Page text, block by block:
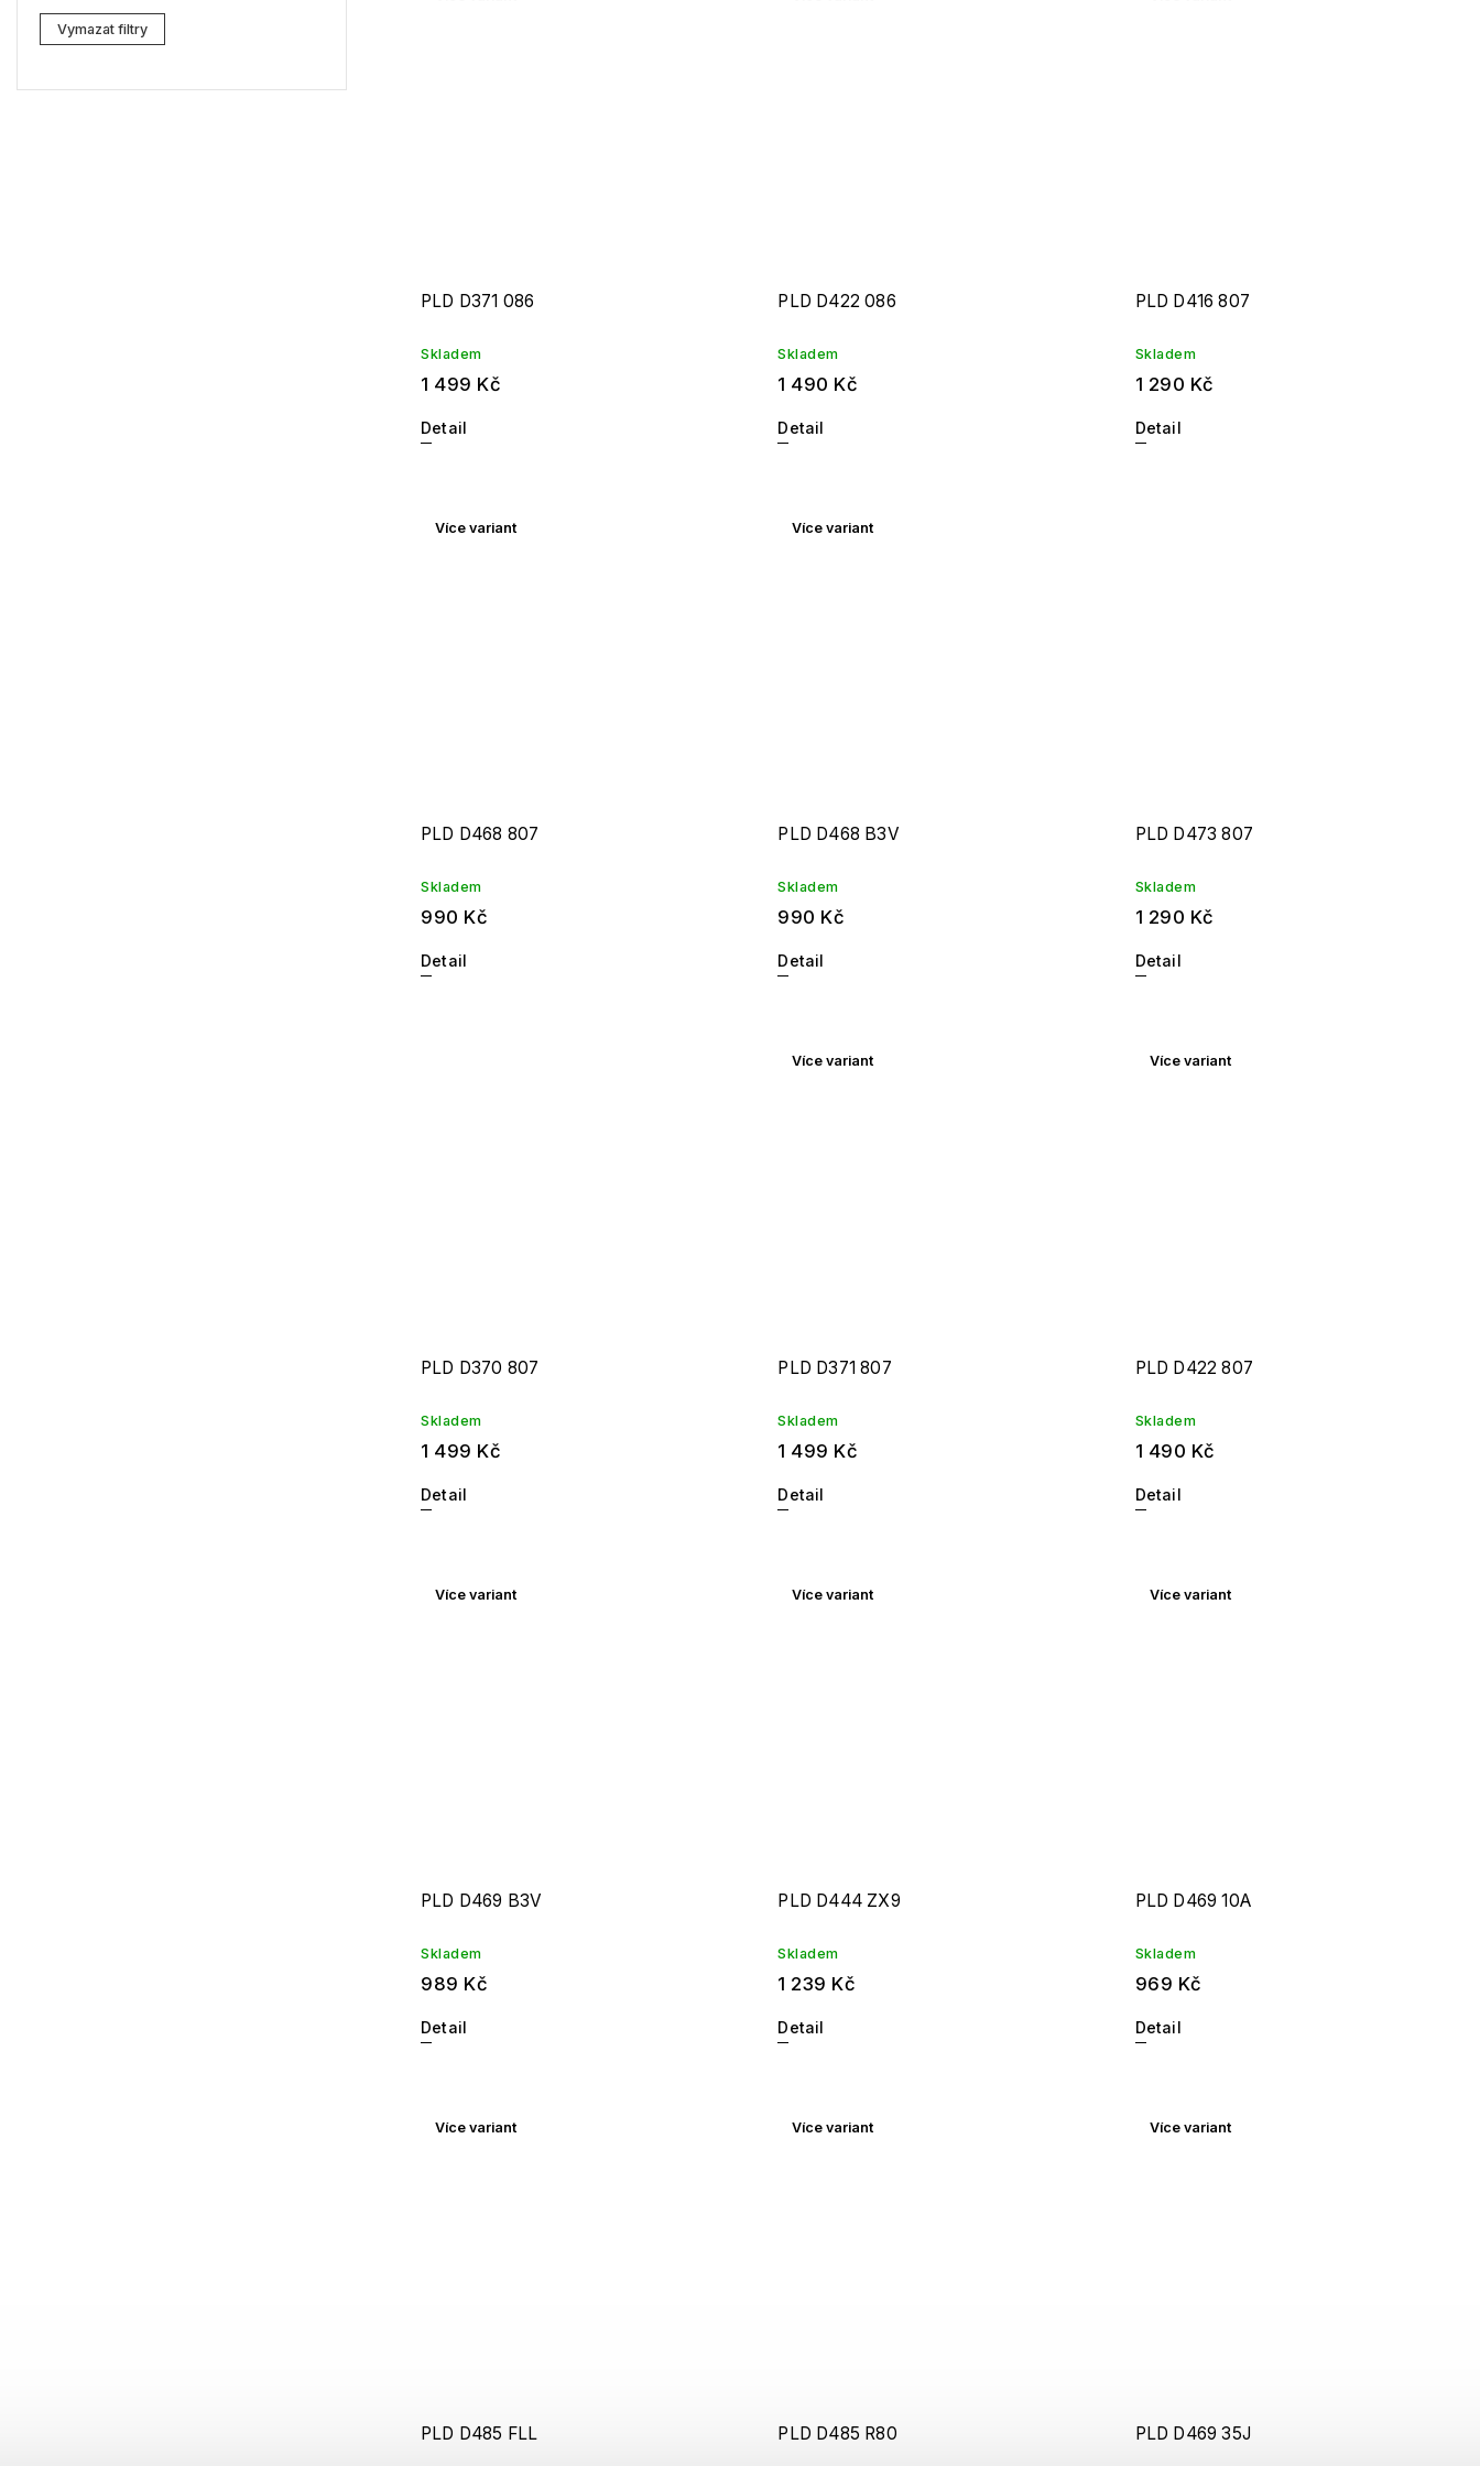
Lacoste
Vymazat filtry
PLD D371 086
Skladem
1 499 Kč
Detail
PLD D422 086
Skladem
1 490 Kč
Detail
PLD D416 807
Skladem
1 290 Kč
Detail
Více variant
PLD D468 807
Skladem
990 Kč
Detail
Více variant
PLD D468 B3V
Skladem
990 Kč
Detail
PLD D473 807
Skladem
1 290 Kč
Detail
PLD D370 807
Skladem
1 499 Kč
Detail
Více variant
PLD D371 807
Skladem
1 499 Kč
Detail
Více variant
PLD D422 807
Skladem
1 490 Kč
Detail
Více variant
PLD D469 B3V
Skladem
989 Kč
Detail
Více variant
PLD D444 ZX9
Skladem
1 239 Kč
Detail
Více variant
PLD D469 10A
Skladem
969 Kč
Detail
Více variant
PLD D485 FLL
Více variant
PLD D485 R80
Více variant
PLD D469 35J